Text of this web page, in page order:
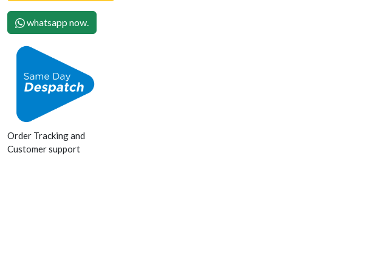
whatsapp now.
Order Tracking and
Customer support